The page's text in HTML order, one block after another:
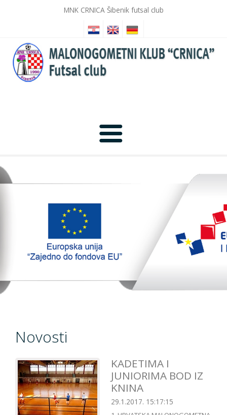
MNK CRNICA Šibenik futsal club
TopTim liga 29-10-2023
Novosti
KADETIMA I
JUNIORIMA BOD IZ
KNINA
29.1.2017. 15:17:15